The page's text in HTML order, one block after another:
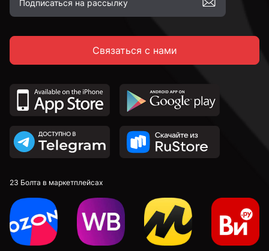
Связаться с нами
23 Болта в маркетплейсах